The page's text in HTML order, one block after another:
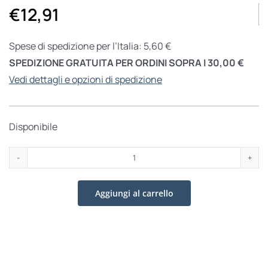
€12,91
Spese di spedizione per l’Italia: 5,60 €
SPEDIZIONE GRATUITA PER ORDINI SOPRA I 30,00 €
Vedi dettagli e opzioni di spedizione
Disponibile
Nella
buona
&
Aggiungi al carrello